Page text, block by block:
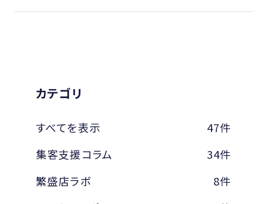
カテゴリ
すべてを表示
47件
集客支援コラム
34件
繁盛店ラボ
8件